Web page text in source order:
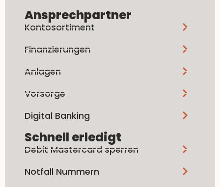
Ansprechpartner
Kontosortiment
Finanzierungen
Anlagen
Vorsorge
Digital Banking
Schnell erledigt
Debit Mastercard sperren
Notfall Nummern